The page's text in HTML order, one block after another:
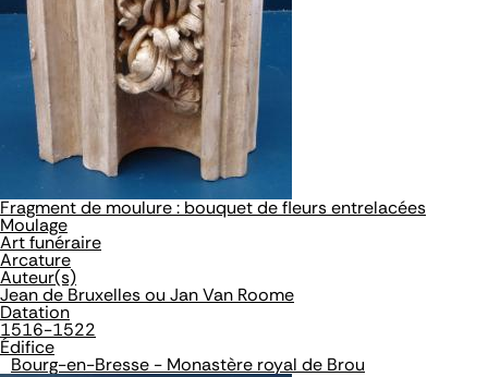
Fragment de moulure : bouquet de fleurs entrelacées
Moulage
Art funéraire
Arcature
Auteur(s)
Jean de Bruxelles ou Jan Van Roome
Datation
1516-1522
Édifice
Bourg-en-Bresse - Monastère royal de Brou